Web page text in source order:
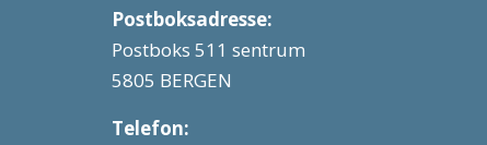
Postboksadresse:
Postboks 511 sentrum
5805 BERGEN
Telefon: